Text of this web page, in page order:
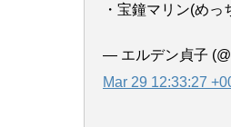
・宝鐘マリン(め
— エルデン貞子
Mar 29 12:33:27